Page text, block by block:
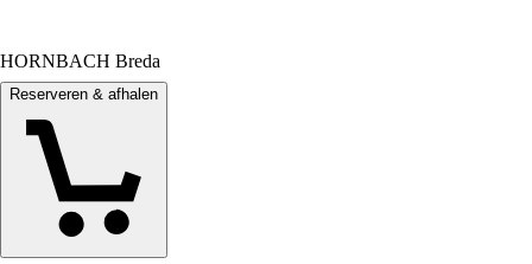
HORNBACH Breda
Reserveren & afhalen